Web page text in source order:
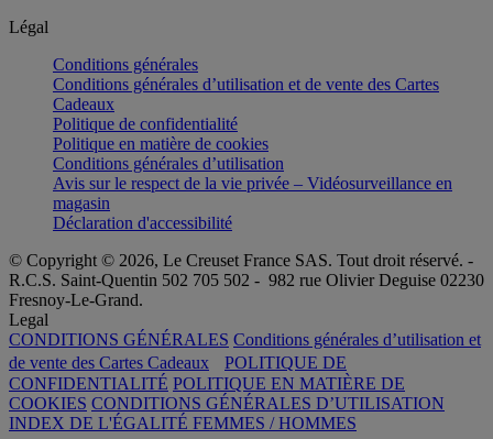
Légal
Conditions générales
Conditions générales d’utilisation et de vente des Cartes
Cadeaux
Politique de confidentialité
Politique en matière de cookies
Conditions générales d’utilisation
Avis sur le respect de la vie privée – Vidéosurveillance en
magasin
Déclaration d'accessibilité
© Copyright © 2026, Le Creuset France SAS. Tout droit réservé. -
R.C.S. Saint-Quentin 502 705 502 - 982 rue Olivier Deguise 02230
Fresnoy-Le-Grand.
Legal
CONDITIONS GÉNÉRALES Conditions générales d’utilisation et
de vente des Cartes Cadeaux
POLITIQUE DE
CONFIDENTIALITÉ POLITIQUE EN MATIÈRE DE
COOKIES CONDITIONS GÉNÉRALES D’UTILISATION
INDEX DE L'ÉGALITÉ FEMMES / HOMMES